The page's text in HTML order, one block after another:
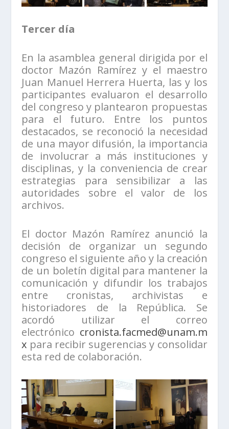
Tercer día
En la asamblea general dirigida por el
doctor Mazón Ramírez y el maestro
Juan Manuel Herrera Huerta, las y los
participantes evaluaron el desarrollo
del congreso y plantearon propuestas
para el futuro. Entre los puntos
destacados, se reconoció la necesidad
de una mayor difusión, la importancia
de involucrar a más instituciones y
disciplinas, y la conveniencia de crear
estrategias para sensibilizar a las
autoridades sobre el valor de los
archivos.
El doctor Mazón Ramírez anunció la
decisión de organizar un segundo
congreso el siguiente año y la creación
de un boletín digital para mantener la
comunicación y difundir los trabajos
entre cronistas, archivistas e
historiadores de la República. Se
acordó utilizar el correo
electrónico cronista.facmed@unam.m
x para recibir sugerencias y consolidar
esta red de colaboración.